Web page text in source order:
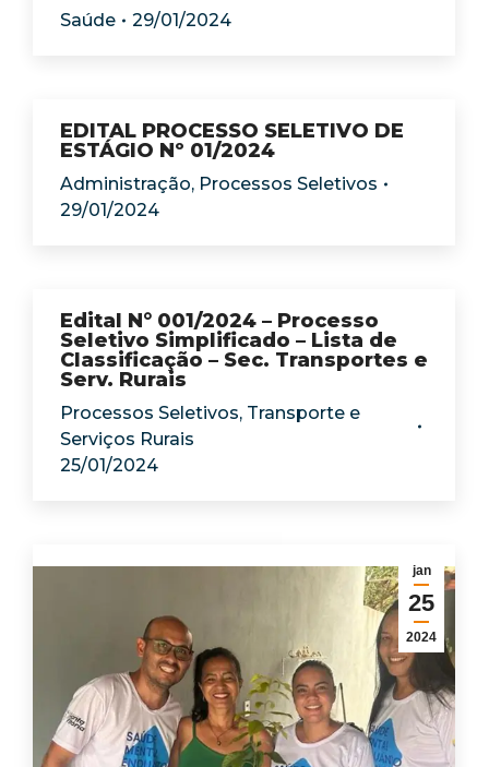
Saúde 29/01/2024
EDITAL PROCESSO SELETIVO DE
ESTÁGIO Nº 01/2024
Administração, Processos Seletivos
29/01/2024
Edital N° 001/2024 – Processo
Seletivo Simplificado – Lista de
Classificação – Sec. Transportes e
Serv. Rurais
Processos Seletivos, Transporte e
Serviços Rurais
25/01/2024
jan
25
2024